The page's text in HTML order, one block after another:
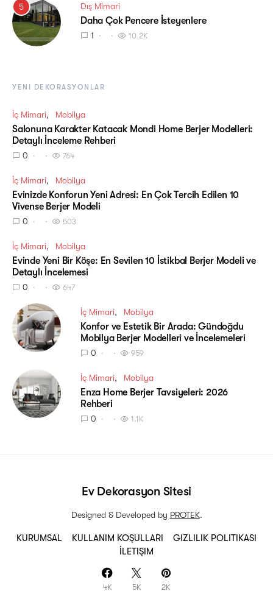
5 Dış Mimari
Daha Çok Pencere İsteyenlere
1 10.2K
YENI DEKORASYONLAR
İç Mimari Mobilya
Salonuna Karakter Katacak Mondi Home Berjer Modelleri:
Detaylı İnceleme Rehberi
0 764
İç Mimari Mobilya
Evinizde Konforun Yeni Adresi: En Çok Tercih Edilen 10
Vivense Berjer Modeli
0 503
İç Mimari Mobilya
Evinde Yeni Bir Köşe: En Sevilen 10 İstikbal Berjer Modeli ve
Detaylı İncelemesi
0 647
İç Mimari Mobilya
Konfor ve Estetik Bir Arada: Gündoğdu
Mobilya Berjer Modelleri ve İncelemeleri
0 959
İç Mimari Mobilya
Enza Home Berjer Tavsiyeleri: 2026
Rehberi
0 1.1K
KURUMSAL KULLANIM KOŞULLARI
GIZLILIK POLITIKASI
İLETIŞIM
4K 5K 2K
Ev Dekorasyon Sitesi
Designed & Developed by PROTEK.